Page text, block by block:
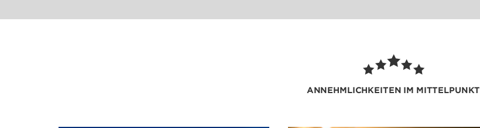
ANNEHMLICHKEITEN IM MITTELPUNKT